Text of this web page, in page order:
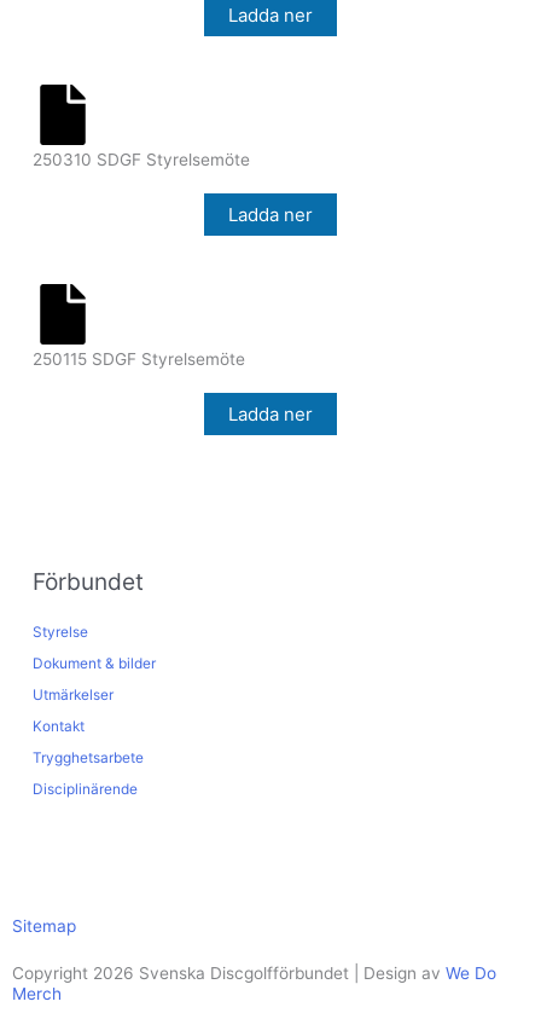
Förbundet
Styrelse
Dokument & bilder
Utmärkelser
Kontakt
Trygghetsarbete
Disciplinärende
Ladda ner
250310 SDGF Styrelsemöte
Ladda ner
250115 SDGF Styrelsemöte
Ladda ner
Copyright 2026 Svenska Discgolfförbundet | Design av We Do
Merch
Sitemap